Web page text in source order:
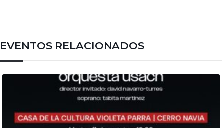
EVENTOS RELACIONADOS